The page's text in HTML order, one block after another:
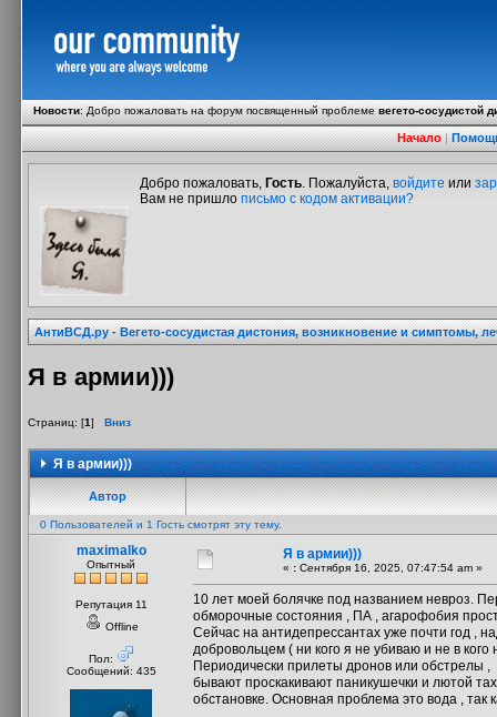
Новости:Добро пожаловать на форум посвященный проблемевегето-сосудистой
Начало|
Добро пожаловать, Гость. Пожалуйста, войдите или
Вам не пришло письмо с кодом активации?
АнтиВСД.ру - Вегето-сосудистая дистония, возникновение и симптомы,
Я в армии)))
Страниц: [1] Вниз
Я в армии)))
Автор
0 Пользователей и 1 Гость смотрят эту тему.
maximalko
Опытный
Репутация 11
Offline
Пол:
Сообщений: 435
Я в армии)))
« : Сентября 16, 2025, 07:47:54 am »
10 лет моей болячке под названием невроз.
обморочные состояния , ПА , агарофобия
Сейчас на антидепрессантах уже почти год ,
добровольцем ( ни кого я не убиваю и не в
Периодически прилеты дронов или обстрелы
бывают проскакивают паникушечки и лютой
обстановке. Основная проблема это вода , так